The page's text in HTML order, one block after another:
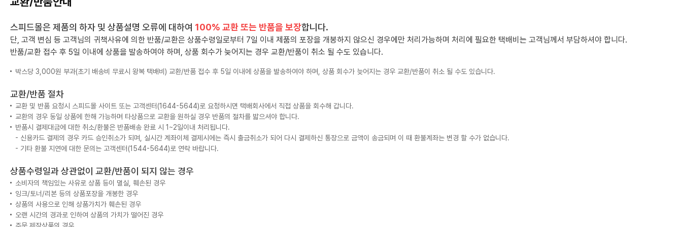
스피드몰은 제품의 하자 및 상품설명 오류에 대하여 100% 교환 또는 반품을 보장합니다.
단, 고객 변심 등 고객님의 귀책사유에 의한 반품/교환은 상품수령일로부터 7일 이내 제품의 포장을 개봉하지 않으신 경우에만 처리가능하며 처리에 필요한 택배비는 고객님께서 부담하셔야 합니다.
반품/교환 접수 후 5일 이내에 상품을 발송하여야 하며, 상품 회수가 늦어지는 경우 교환/반품이 취소 될 수도 있습니다.
박스당 3,000원 부과(초기 배송비 무료시 왕복 택배비) 교환/반품 접수 후 5일 이내에 상품을 발송하여야 하며, 상품 회수가 늦어지는 경우 교환/반품이 취소 될 수도 있습니다.
교환/반품 절차
교환 및 반품 요청시 스피드몰 사이트 또는 고객센터(1644-5644)로 요청하시면 택배회사에서 직접 상품을 회수해 갑니다.
교환의 경우 동일 상품에 한해 가능하며 타상품으로 교환을 원하실 경우 반품의 절차를 밟으셔야 합니다.
반품시 결제대금에 대한 취소/환불은 반품배송 완료 시 1~2일이내 처리됩니다.
- 신용카드 결제의 경우 카드 승인취소가 되며, 실시간 계좌이체 결제시에는 즉시 출금취소가 되어 다시 결제하신 통장으로 금액이 송금되며 이 때 환불계좌는 변경 할 수가 없습니다.
- 기타 환불 지연에 대한 문의는 고객센터(1544-5644)로 연락 바랍니다.
상품수령일과 상관없이 교환/반품이 되지 않는 경우
소비자의 책임있는 사유로 상품 등이 멸실, 훼손된 경우
잉크/토너/리본 등의 상품포장을 개봉한 경우
상품의 사용으로 인해 상품가치가 훼손된 경우
오랜 시간의 경과로 인하여 상품의 가치가 떨어진 경우